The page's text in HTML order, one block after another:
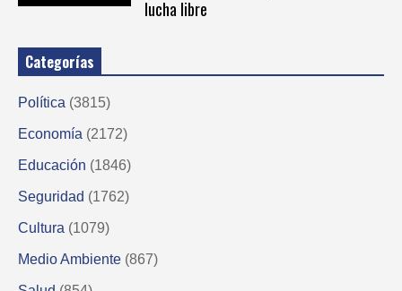
lucha libre
Categorías
Política (3815)
Economía (2172)
Educación (1846)
Seguridad (1762)
Cultura (1079)
Medio Ambiente (867)